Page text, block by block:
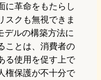
に革命をもたらし
スクも無視できま
デルの構築方法に
ことは、消費者の
る使用を促す上で
権保護が不十分で